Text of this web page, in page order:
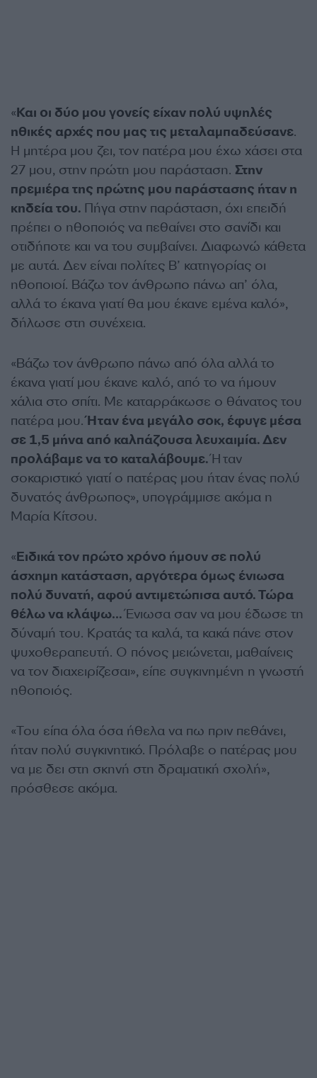
«Και οι δύο μου γονείς είχαν πολύ υψηλές
ηθικές αρχές που μας τις μεταλαμπαδεύσανε.
Η μητέρα μου ζει, τον πατέρα μου έχω χάσει στα
27 μου, στην πρώτη μου παράσταση. Στην
πρεμιέρα της πρώτης μου παράστασης ήταν η
κηδεία του. Πήγα στην παράσταση, όχι επειδή
πρέπει ο ηθοποιός να πεθαίνει στο σανίδι και
οτιδήποτε και να του συμβαίνει. Διαφωνώ κάθετα
με αυτά. Δεν είναι πολίτες Β’ κατηγορίας οι
ηθοποιοί. Βάζω τον άνθρωπο πάνω απ’ όλα,
αλλά το έκανα γιατί θα μου έκανε εμένα καλό»,
δήλωσε στη συνέχεια.
«Βάζω τον άνθρωπο πάνω από όλα αλλά το
έκανα γιατί μου έκανε καλό, από το να ήμουν
χάλια στο σπίτι. Με καταρράκωσε ο θάνατος του
πατέρα μου.Ήταν ένα μεγάλο σοκ, έφυγε μέσα
σε 1,5 μήνα από καλπάζουσα λευχαιμία. Δεν
προλάβαμε να το καταλάβουμε.Ήταν
σοκαριστικό γιατί ο πατέρας μου ήταν ένας πολύ
δυνατός άνθρωπος», υπογράμμισε ακόμα η
Μαρία Κίτσου.
«Ειδικά τον πρώτο χρόνο ήμουν σε πολύ
άσχημη κατάσταση, αργότερα όμως ένιωσα
πολύ δυνατή, αφού αντιμετώπισα αυτό. Τώρα
θέλω να κλάψω…Ένιωσα σαν να μου έδωσε τη
δύναμή του. Κρατάς τα καλά, τα κακά πάνε στον
ψυχοθεραπευτή. Ο πόνος μειώνεται, μαθαίνεις
να τον διαχειρίζεσαι», είπε συγκινημένη η γνωστή
ηθοποιός.
«Του είπα όλα όσα ήθελα να πω πριν πεθάνει,
ήταν πολύ συγκινητικό. Πρόλαβε ο πατέρας μου
να με δει στη σκηνή στη δραματική σχολή»,
πρόσθεσε ακόμα.